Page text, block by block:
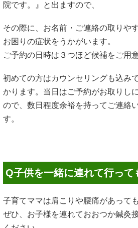
院です。』と出ますので、
その際に、お名前・ご連絡の取りや
お困りの症状をうかがいます。
ご予約の日時は３つほど候補をご用
初めての方はカウンセリングも込み
かります。当日はご予約がお取りし
ので、数日程度余裕を持ってご連絡
す。
Q子供を一緒に連れて行って
子育てママは肩こりや腰痛があって
ぜひ、お子様を連れておおつか鍼灸